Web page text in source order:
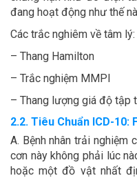
đang hoạt động như thế
Các trắc nghiêm về tâm lý:
– Thang Hamilton
– Trắc nghiệm MMPI
– Thang lượng giá độ tập
2.2. Tiêu Chuẩn ICD-10:
A. Bệnh nhân trải nghiệm
cơn này không phải lúc
hoặc một đồ vật nhất